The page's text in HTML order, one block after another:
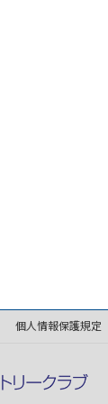
個人情報保護規定